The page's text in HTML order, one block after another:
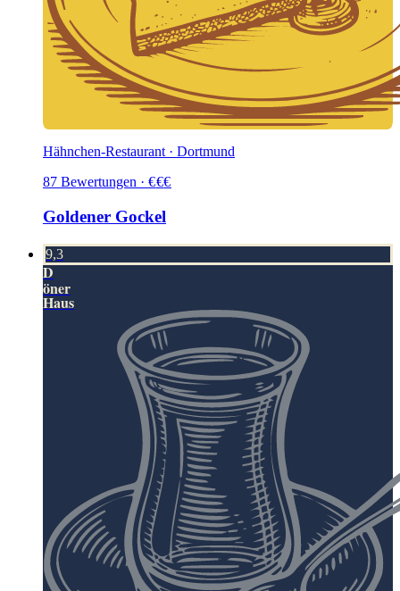
Hähnchen-Restaurant · Dortmund
87 Bewertungen · €€€
Goldener Gockel
9,3
D
öner
Haus